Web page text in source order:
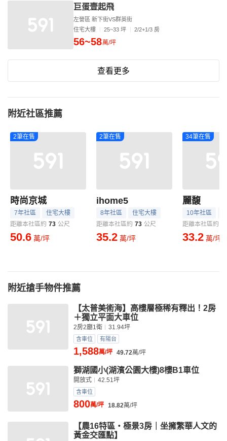
巨蛋壹起飛
左營區 新下街VS群英街
住宅大樓
25~33 坪 2/2+1/3 房
56~58萬/坪
查看更多
附近社區推薦
2筆在售
時尚京城
7年社區
住宅大樓
距離本社區約 73 公尺
50.6 萬/坪
2筆在售
ihome5
8年社區
住宅大樓
距離本社區約 73 公尺
35.2 萬/坪
34筆在售
麗馥
10年社區
距離本社區約
33.2 萬/坪
附近搶手物件推薦
【太普美術海】高樓層極稀有釋出！2房
＋獨立平面大車位
2房2廳1衛 31.94坪
含車位 有陽台
1,588萬/坪 49.72萬/坪
獅湖國小(湖濱公園大樓)8樓B1車位
開放式 42.51坪
含車位
800萬/坪 18.82萬/坪
【農16特區・極景3房｜坐擁繁華人文的
黃金交匯點】